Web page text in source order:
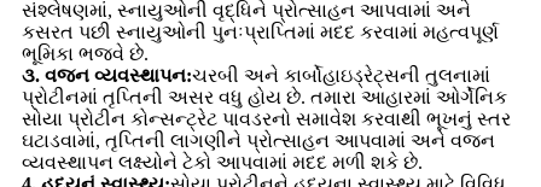
સંશ્લેષણમાં, સ્નાયુઓની વૃદ્ધિને પ્રોત્સાહન આપવામાં અને
કસરત પછી સ્નાયુઓની પુનઃપ્રાપ્તિમાં મદદ કરવામાં મહત્વપૂર્ણ
ભૂમિકા ભજવે છે.
૩. વજન વ્યવસ્થાપન:ચરબી અને કાર્બોહાઇડ્રેટ્સની તુલનામાં
પ્રોટીનમાં તૃપ્તિની અસર વધુ હોય છે. તમારા આહારમાં ઓર્ગેનિક
સોયા પ્રોટીન કોન્સન્ટ્રેટ પાવડરનો સમાવેશ કરવાથી ભૂખનું સ્તર
ઘટાડવામાં, તૃપ્તિની લાગણીને પ્રોત્સાહન આપવામાં અને વજન
વ્યવસ્થાપન લક્ષ્યોને ટેકો આપવામાં મદદ મળી શકે છે.